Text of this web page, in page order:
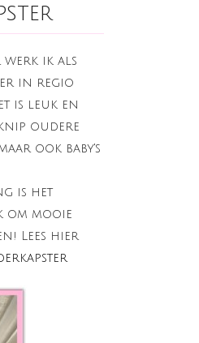
werk ik als
in regio
is leuk en
oudere
ook baby's
is het
mooie
Lees hier